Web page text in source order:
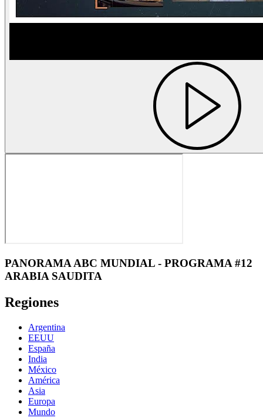
PANORAMA ABC MUNDIAL - PROGRAMA #12
ARABIA SAUDITA
Regiones
Argentina
EEUU
España
India
México
América
Asia
Europa
Mundo